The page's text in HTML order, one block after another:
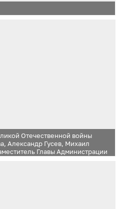
Отечественной войны
Александр Гусев, Михаил
Главы Администрации